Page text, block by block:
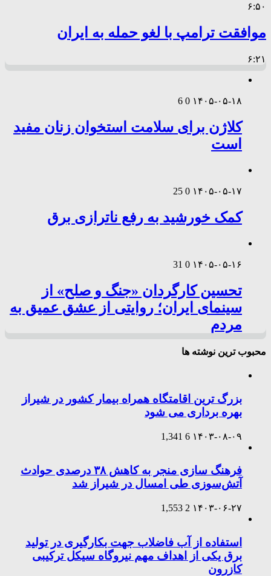
۶:۵۰
موافقت ترامپ با لغو حمله به ایران
۶:۲۱
۱۴۰۵-۰۵-۱۸ 0
6
کلاژن برای سلامت استخوان زنان مفید
است
۱۴۰۵-۰۵-۱۷ 0
25
کمک خورشید به رفع ناترازی برق
۱۴۰۵-۰۵-۱۶ 0
31
تحسین کارگردان «جنگ و صلح» از
سینمای ایران؛ روایتی از عشق عمیق به
مردم
محبوب ترین نوشته ها
بزرگ ترین اقامتگاه همراه بیمار کشور در شیراز
بهره برداری می شود
۱۴۰۳-۰۸-۰۹ 6
1,341
فرهنگ سازی منجر به کاهش ۳۸ درصدی حوادث
آتش‌سوزی طی امسال در شیراز شد
۱۴۰۳-۰۶-۲۷ 2
1,553
استفاده از آب فاضلاب جهت بکارگیری در تولید
برق یکی از اهداف مهم نیروگاه سیکل ترکیبی
کازرون